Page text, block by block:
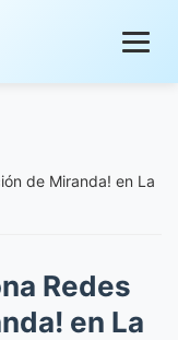
de Miranda! en La
Redes
en La